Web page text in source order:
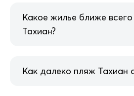
Какое жилье ближе
Тахиан?
Как далеко пляж Тахиан